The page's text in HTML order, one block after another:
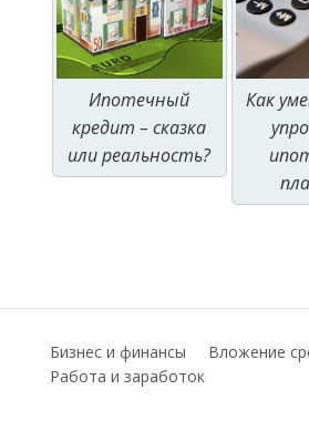
Ипотечный
кредит – сказка
или реальность?
Как
Бизнес и финансы Вложение
Работа и заработок